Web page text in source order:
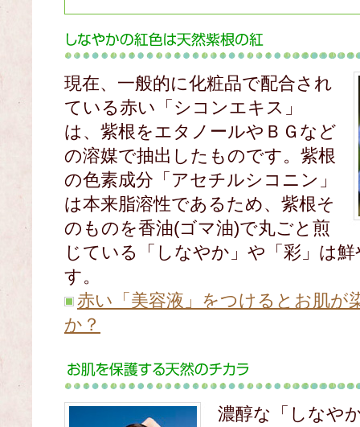
現在、一般的に化粧品で配合され
ている赤い「シコンエキス」
は、紫根をエタノールやＢＧなど
の溶媒で抽出したものです。紫根
の色素成分「アセチルシコニン」
は本来脂溶性であるため、紫根そ
のものを香油(ゴマ油)で丸ごと煎
じている「しなやか」や「彩」は
す。
赤い「美容液」をつけるとお肌が
か？
濃醇な「しなや